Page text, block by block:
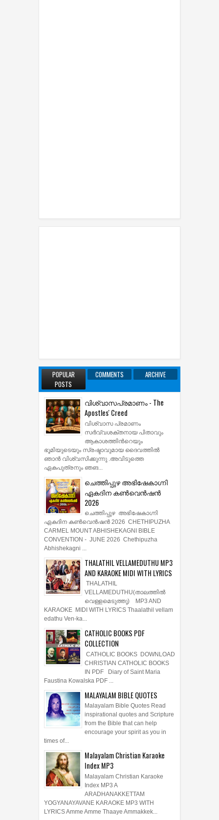
POPULAR
POSTS
COMMENTS ARCHIVE
വിശ്വാസപ്രമാണം - The
Apostles' Creed
വിശ്വാസ പ്രമാണം
സര്‍വ്വശക്തനായ പിതാവും
ആകാശത്തിന്‍റെയും
ഭൂമിയുടെയും സ്രഷ്ടാവുമായ ദൈവത്തില്‍
ഞാന്‍ വിശ്വസിക്കുന്നു .അവിടുത്തെ
ഏകപുത്രനും ഞങ...
ചെത്തിപ്പുഴ അഭിഷേകാഗ്നി
ഏകദിന കൺവെൻഷൻ
2026
ചെത്തിപ്പുഴ അഭിഷേകാഗ്നി
ഏകദിന കൺവെൻഷൻ 2026 CHETHIPUZHA
CARMEL MOUNT ABHISHEKAGNI BIBLE
CONVENTION - JUNE 2026 Chethipuzha
Abhishekagni ...
THALATHIL VELLAMEDUTHU MP3
AND KARAOKE MIDI WITH LYRICS
THALATHIL
VELLAMEDUTHU(താലത്തില്‍
വെള്ളമെടുത്തു) MP3 AND
KARAOKE MIDI WITH LYRICS Thaalathil vellam
edathu Ven-ka...
CATHOLIC BOOKS PDF
COLLECTION
CATHOLIC BOOKS DOWNLOAD
CHRISTIAN CATHOLIC BOOKS
IN PDF Diary of Saint Maria
Faustina Kowalska PDF ...
MALAYALAM BIBLE QUOTES
Malayalam Bible Quotes Read
inspirational quotes and Scripture
from the Bible that can help
encourage your spirit as you in
times of...
Malayalam Christian Karaoke
Index MP3
Malayalam Christian Karaoke
Index MP3 A
ARADHANAKKETTAM
YOGYANAYAVANE KARAOKE MP3 WITH
LYRICS Amme Amme Thaaye Ammakkek...